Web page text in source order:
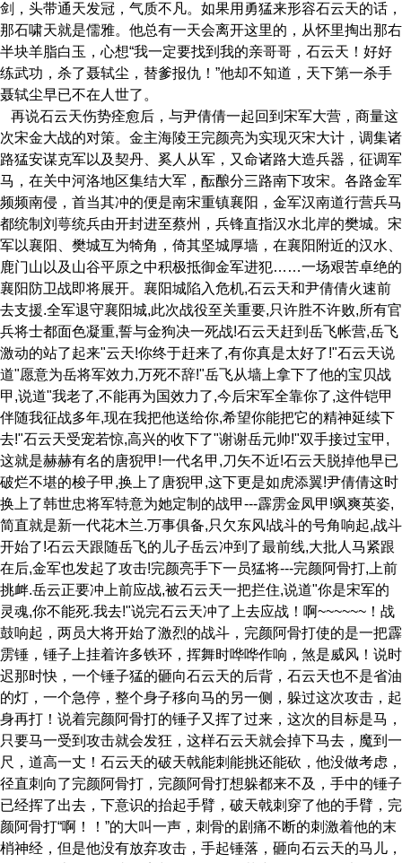
剑，头带通天发冠，气质不凡。如果用勇猛来形容石云天的话，
那石啸天就是儒雅。他总有一天会离开这里的，从怀里掏出那右
半块羊脂白玉，心想“我一定要找到我的亲哥哥，石云天！好好
练武功，杀了聂轼尘，替爹报仇！”他却不知道，天下第一杀手
聂轼尘早已不在人世了。
再说石云天伤势痊愈后，与尹倩倩一起回到宋军大营，商量这
次宋金大战的对策。金主海陵王完颜亮为实现灭宋大计，调集诸
路猛安谋克军以及契丹、奚人从军，又命诸路大造兵器，征调军
马，在关中河洛地区集结大军，酝酿分三路南下攻宋。各路金军
频频南侵，首当其冲的便是南宋重镇襄阳，金军汉南道行营兵马
都统制刘萼统兵由开封进至蔡州，兵锋直指汉水北岸的樊城。宋
军以襄阳、樊城互为犄角，倚其坚城厚墙，在襄阳附近的汉水、
鹿门山以及山谷平原之中积极抵御金军进犯……一场艰苦卓绝的
襄阳防卫战即将展开。襄阳城陷入危机,石云天和尹倩倩火速前
去支援.全军退守襄阳城,此次战役至关重要,只许胜不许败,所有官
兵将士都面色凝重,誓与金狗决一死战!石云天赶到岳飞帐营,岳飞
激动的站了起来"云天!你终于赶来了,有你真是太好了!"石云天说
道"愿意为岳将军效力,万死不辞!"岳飞从墙上拿下了他的宝贝战
甲,说道"我老了,不能再为国效力了,今后宋军全靠你了,这件铠甲
伴随我征战多年,现在我把他送给你,希望你能把它的精神延续下
去!"石云天受宠若惊,高兴的收下了"谢谢岳元帅!"双手接过宝甲,
这就是赫赫有名的唐猊甲!一代名甲,刀矢不近!石云天脱掉他早已
破烂不堪的梭子甲,换上了唐猊甲,这下更是如虎添翼!尹倩倩这时
换上了韩世忠将军特意为她定制的战甲---霹雳金凤甲!飒爽英姿,
简直就是新一代花木兰.万事俱备,只欠东风!战斗的号角响起,战斗
开始了!石云天跟随岳飞的儿子岳云冲到了最前线,大批人马紧跟
在后,金军也发起了攻击!完颜亮手下一员猛将---完颜阿骨打,上前
挑衅.岳云正要冲上前应战,被石云天一把拦住,说道"你是宋军的
灵魂,你不能死.我去!"说完石云天冲了上去应战！啊~~~~~~！战
鼓响起，两员大将开始了激烈的战斗，完颜阿骨打使的是一把霹
雳锤，锤子上挂着许多铁环，挥舞时哗哗作响，煞是威风！说时
迟那时快，一个锤子猛的砸向石云天的后背，石云天也不是省油
的灯，一个急停，整个身子移向马的另一侧，躲过这次攻击，起
身再打！说着完颜阿骨打的锤子又挥了过来，这次的目标是马，
只要马一受到攻击就会发狂，这样石云天就会掉下马去，魔到一
尺，道高一丈！石云天的破天戟能刺能挑还能砍，他没做考虑，
径直刺向了完颜阿骨打，完颜阿骨打想躲都来不及，手中的锤子
已经挥了出去，下意识的抬起手臂，破天戟刺穿了他的手臂，完
颜阿骨打“啊！！”的大叫一声，刺骨的剧痛不断的刺激着他的末
梢神经，但是他没有放弃攻击，手起锤落，砸向石云天的马儿，